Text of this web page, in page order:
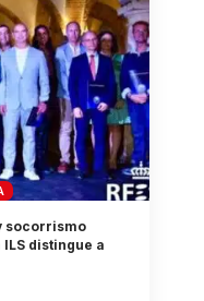
socorrismo
distingue a